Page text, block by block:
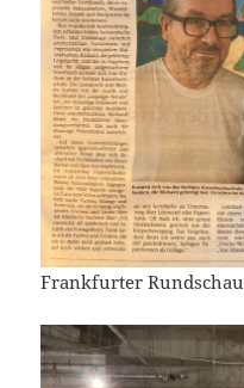
Frankfurter Rundschau